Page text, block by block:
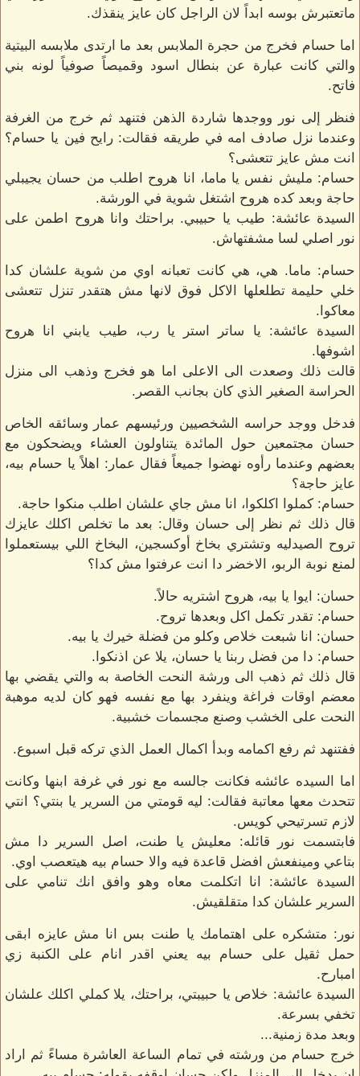
ماتعتبرش بوسه ابداً لان الراجل كان عايز ينقذك.
اما حسام فخرج من حجرة الملابس بعد ما ارتدى ملابسه البيتية
والتي كانت عبارة عن بنطال اسود وقميصاً صوفياً لونه بني
فاتح.
فنظر إلى نور ووجدها شاردة الذهن فتنهد ثم خرج من الغرفة
وعندما نزل صادف امه في طريقه فقالت: رايح فين يا حسام؟
انت مش عايز تتعشى؟
حسام: مليش نفس يا ماما، انا هروح اطلب من حسان يجيبلي
حاجة وبعد كده هروح اشتغل شوية في الورشة.
السيدة عائشة: طيب يا حبيبي. براحتك وانا هروح اطمن على
نور اصلي لسا مشفتهاش.
حسام: ماما. هي، هي كانت تعبانه اوي من شوية علشان كدا
خلي حليمة تطلعلها الاكل فوق لانها مش هتقدر تنزل تتعشى
معاكوا.
السيدة عائشة: يا ساتر استر يا رب، طيب يابني انا هروح
اشوفها.
قالت ذلك وصعدت الى الاعلى اما هو فخرج وذهب الى منزل
الحراسة الصغير الذي كان بجانب القصر.
فدخل ووجد حراسه الشخصيين ورئيسهم عمار وسائقه الخاص
حسان مجتمعين حول المائدة يتناولون العشاء ويضحكون مع
بعضهم وعندما رأوه نهضوا جميعاً فقال عمار: اهلاً يا حسام بيه،
عايز حاجة؟
حسام: كملوا اكلكوا، انا مش جاي علشان اطلب منكوا حاجة.
قال ذلك ثم نظر إلى حسان وقال: بعد ما تخلص اكلك عايزك
تروح الصيدليه وتشتري بخاخ أوكسجين، البخاخ اللي بيستعملوا
لمنع نوبة الربو، الاخضر دا انت عرفتوا مش كدا؟
حسان: ايوا يا بيه، هروح اشتريه حالاً.
حسام: تقدر تكمل اكل وبعدها تروح.
حسان: انا شبعت خلاص وكلو من فضلة خيرك يا بيه.
حسام: دا من فضل ربنا يا حسان، يلا عن اذنكوا.
قال ذلك ثم ذهب الى ورشة النحت الخاصة به والتي يقضي بها
معضم اوقات فراغة وينفرد بها مع نفسه فهو كان لديه موهبة
النحت على الخشب وصنع مجسمات خشبية.
ففتنهد ثم رفع اكمامه وبدأ اكمال العمل الذي تركه قبل اسبوع.
اما السيده عائشه فكانت جالسه مع نور في غرفة ابنها وكانت
تتحدث معها معاتبة فقالت: ليه قومتي من السرير يا بنتي؟ انتي
لازم تسرتيحي كويس.
فابتسمت نور قائله: معليش يا طنت، اصل السرير دا مش
بتاعي ومينفعش افضل قاعدة فيه والا حسام بيه هيتعصب اوي.
السيدة عائشة: انا اتكلمت معاه وهو وافق انك تنامي على
السرير علشان كدا متقلقيش.
نور: متشكره على اهتمامك يا طنت بس انا مش عايزه ابقى
حمل ثقيل على حسام بيه يعني اقدر انام على الكنبة زي
امبارح.
السيدة عائشة: خلاص يا حبيبتي، براحتك، يلا كملي اكلك علشان
تخفي بسرعة.
وبعد مدة زمنية...
خرج حسام من ورشته في تمام الساعة العاشرة مساءً ثم اراد